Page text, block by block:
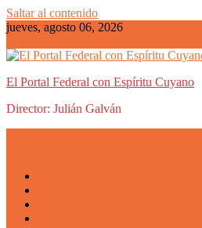
Saltar al contenido
jueves, agosto 06, 2026
El Portal Federal con Espíritu Cuyano
Director: Julián Galván